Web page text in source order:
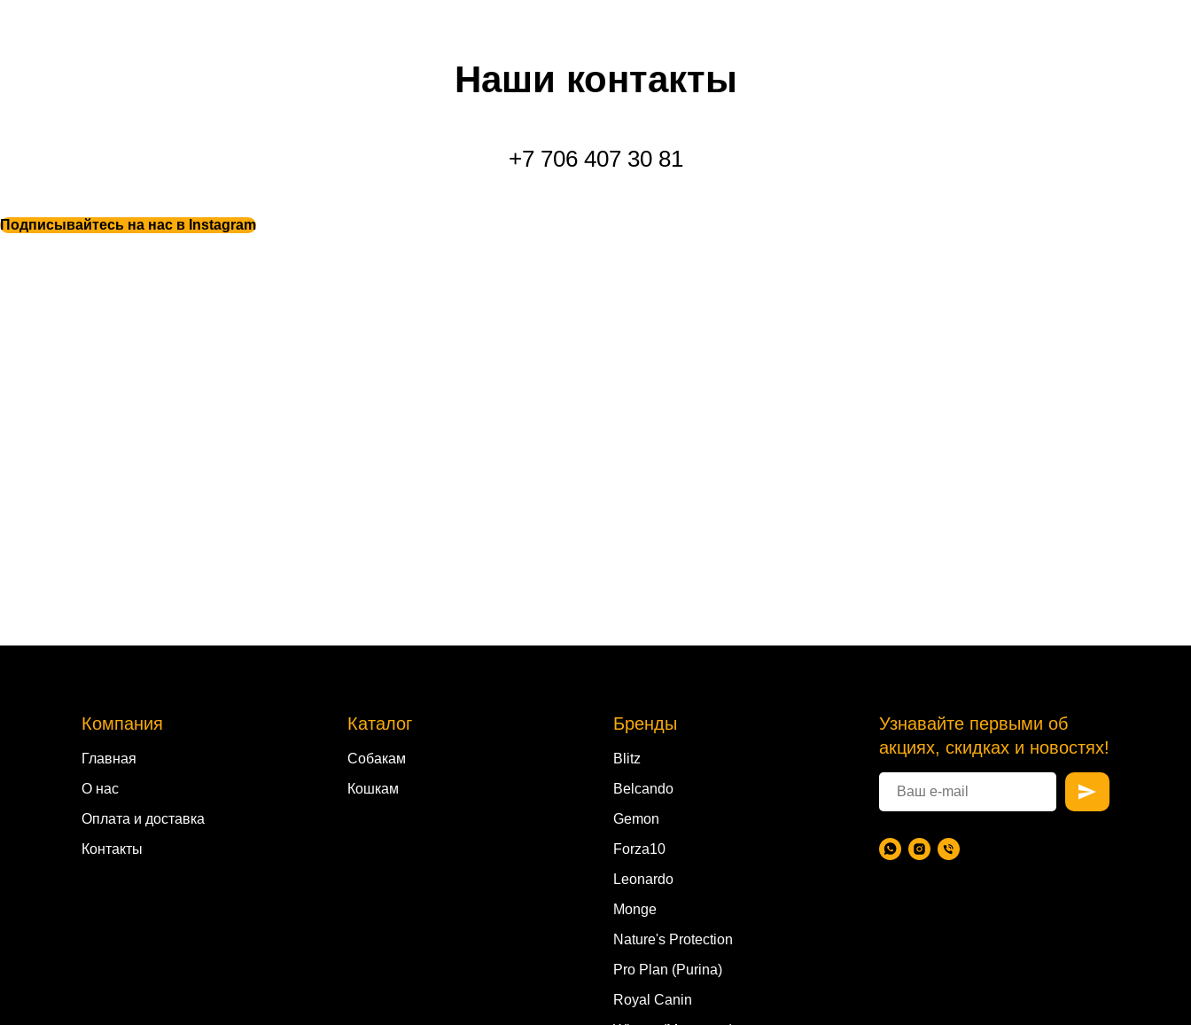
Наши контакты
+7 706 407 30 81
Подписывайтесь на нас в Instagram
Компания
Главная
О нас
Оплата и доставка
Контакты
Каталог
Собакам
Кошкам
Бренды
Blitz
Belcando
Gemon
Forza10
Leonardo
Monge
Nature's Protection
Pro Plan (Purina)
Royal Canin
Узнавайте первыми об
акциях, скидках и новостях!